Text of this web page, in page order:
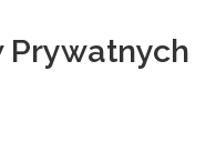
Prywatnych